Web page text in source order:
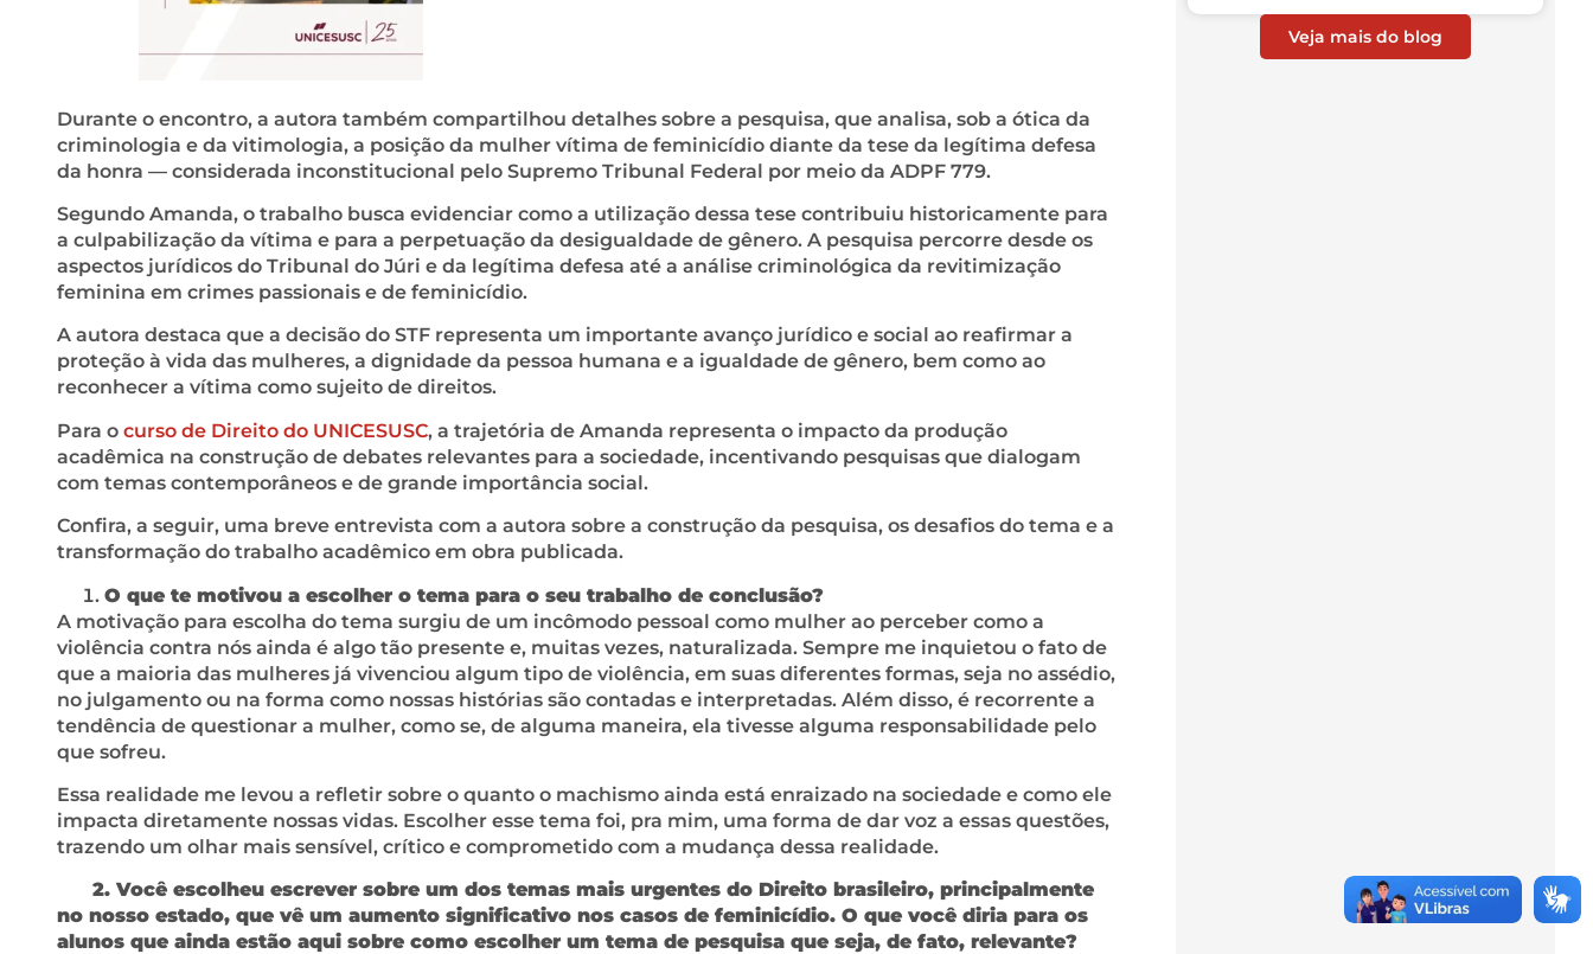
Durante o encontro, a autora também compartilhou detalhes sobre a pesquisa, que analisa, sob a ótica da
criminologia e da vitimologia, a posição da mulher vítima de feminicídio diante da tese da legítima defesa
da honra — considerada inconstitucional pelo Supremo Tribunal Federal por meio da ADPF 779.
Segundo Amanda, o trabalho busca evidenciar como a utilização dessa tese contribuiu historicamente para
a culpabilização da vítima e para a perpetuação da desigualdade de gênero. A pesquisa percorre desde os
aspectos jurídicos do Tribunal do Júri e da legítima defesa até a análise criminológica da revitimização
feminina em crimes passionais e de feminicídio.
A autora destaca que a decisão do STF representa um importante avanço jurídico e social ao reafirmar a
proteção à vida das mulheres, a dignidade da pessoa humana e a igualdade de gênero, bem como ao
reconhecer a vítima como sujeito de direitos.
Para o curso de Direito do UNICESUSC, a trajetória de Amanda representa o impacto da produção
acadêmica na construção de debates relevantes para a sociedade, incentivando pesquisas que dialogam
com temas contemporâneos e de grande importância social.
Confira, a seguir, uma breve entrevista com a autora sobre a construção da pesquisa, os desafios do tema e a
transformação do trabalho acadêmico em obra publicada.
O que te motivou a escolher o tema para o seu trabalho de conclusão?
A motivação para escolha do tema surgiu de um incômodo pessoal como mulher ao perceber como a
violência contra nós ainda é algo tão presente e, muitas vezes, naturalizada. Sempre me inquietou o fato de
que a maioria das mulheres já vivenciou algum tipo de violência, em suas diferentes formas, seja no assédio,
no julgamento ou na forma como nossas histórias são contadas e interpretadas. Além disso, é recorrente a
tendência de questionar a mulher, como se, de alguma maneira, ela tivesse alguma responsabilidade pelo
que sofreu.
Essa realidade me levou a refletir sobre o quanto o machismo ainda está enraizado na sociedade e como ele
impacta diretamente nossas vidas. Escolher esse tema foi, pra mim, uma forma de dar voz a essas questões,
trazendo um olhar mais sensível, crítico e comprometido com a mudança dessa realidade.
2. Você escolheu escrever sobre um dos temas mais urgentes do Direito brasileiro, principalmente
no nosso estado, que vê um aumento significativo nos casos de feminicídio. O que você diria para os
alunos que ainda estão aqui sobre como escolher um tema de pesquisa que seja, de fato, relevante?
Veja mais do blog